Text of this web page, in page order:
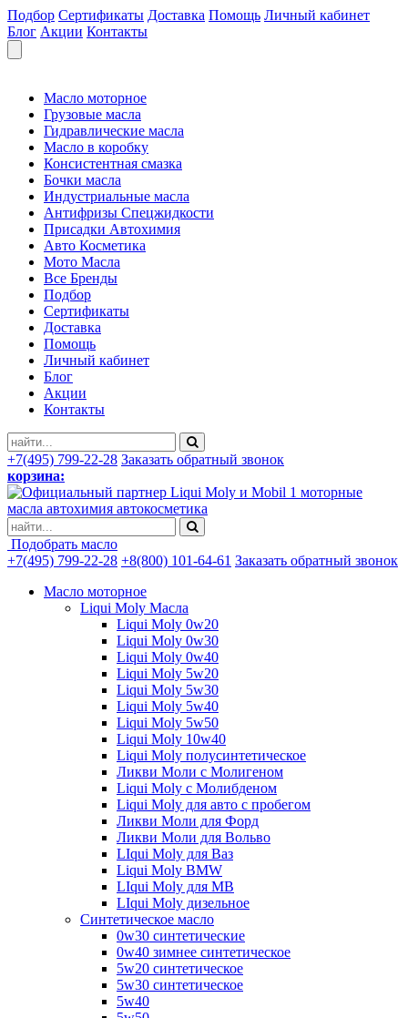
Подбор Сертификаты Доставка Помощь Личный кабинет
Блог Акции Контакты
Масло моторное
Грузовые масла
Гидравлические масла
Масло в коробку
Консистентная смазка
Бочки масла
Индустриальные масла
Антифризы Спецжидкости
Присадки Автохимия
Авто Косметика
Мото Масла
Все Бренды
Подбор
Сертификаты
Доставка
Помощь
Личный кабинет
Блог
Акции
Контакты
+7(495) 799-22-28 Заказать обратный звонок
корзина:
моторные
масла автохимия автокосметика
Подобрать масло
+7(495) 799-22-28 +8(800) 101-64-61 Заказать обратный звонок
Масло моторное
Liqui Moly Масла
Liqui Moly 0w20
Liqui Moly 0w30
Liqui Moly 0w40
Liqui Moly 5w20
Liqui Moly 5w30
Liqui Moly 5w40
Liqui Moly 5w50
Liqui Moly 10w40
Liqui Moly полусинтетическое
Ликви Моли с Молигеном
Liqui Moly с Молибденом
Liqui Moly для авто с пробегом
Ликви Моли для Форд
Ликви Моли для Вольво
LIqui Moly для Ваз
Liqui Moly BMW
LIqui Moly для MB
LIqui Moly дизельное
Синтетическое масло
0w30 синтетические
0w40 зимнее синтетическое
5w20 синтетическое
5w30 синтетическое
5w40